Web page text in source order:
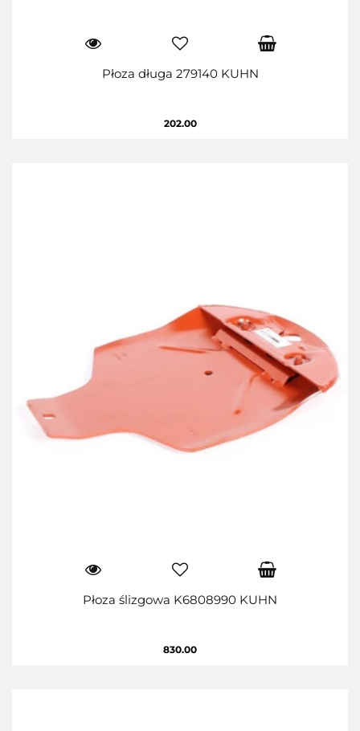
Płoza długa 279140 KUHN
202.00
Płoza ślizgowa K6808990 KUHN
830.00